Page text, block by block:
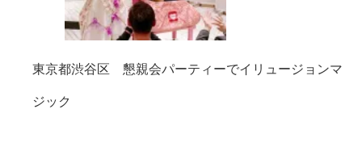
東京都渋谷区 懇親会パーティーでイリュージョンマ
ジック